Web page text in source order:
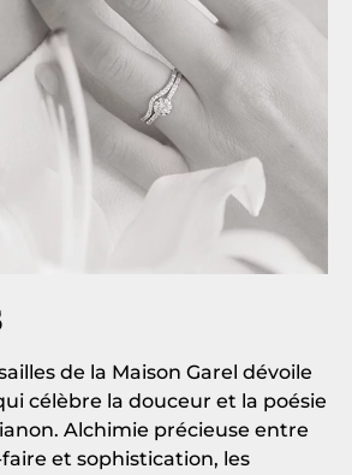
de la Maison Garel dévoile
célèbre la douceur et la poésie
Alchimie précieuse entre
et sophistication, les